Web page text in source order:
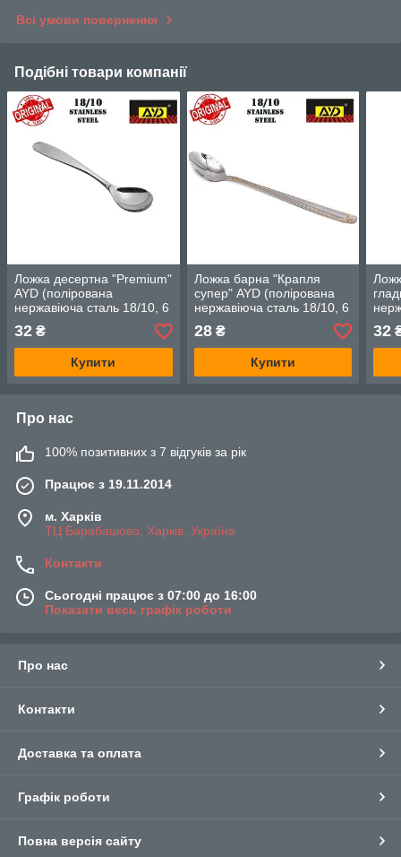
Всі умови повернення
Подібні товари компанії
Ложка десертна "Premium"
AYD (полірована
нержавіюча сталь 18/10, 6
шт. в упаковці), арт.
312013
32 ₴
Купити
Ложка барна "Крапля
супер" AYD (полірована
нержавіюча сталь 18/10, 6
шт. в упаковці), арт.
291807
28₴
Купити
шт.
32
Про нас
100% позитивних з 7 відгуків за рік
Працює з 19.11.2014
м. Харків
ТЦ Барабашово, Харків, Україна
Контакти
Сьогодні працює з 07:00 до 16:00
Показати весь графік роботи
Про нас
Контакти
Доставка та оплата
Графік роботи
Повна версія сайту